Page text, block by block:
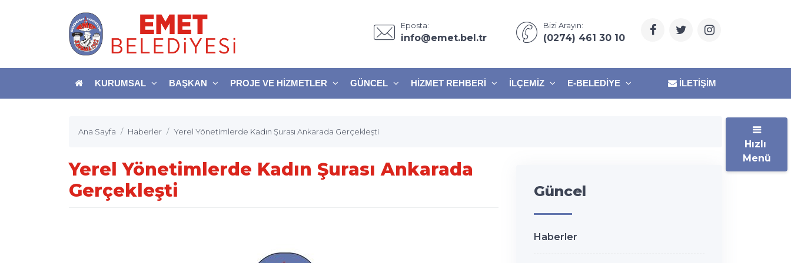
Eposta:
info@emet.bel.tr
Bizi Arayın:
(0274) 461 30 10
KURUMSAL BAŞKAN PROJE VE HIZMETLER GÜNCEL HIZMET REHBERI İLÇEMIZ E-BELEDIYE İLETIŞIM
Ana Sayfa Haberler Yerel Yönetimlerde Kadın Şurası Ankarada Gerçekleşti
Yerel Yönetimlerde Kadın Şurası Ankarada
Gerçekleşti
Güncel
Haberler
Hızlı
Menü